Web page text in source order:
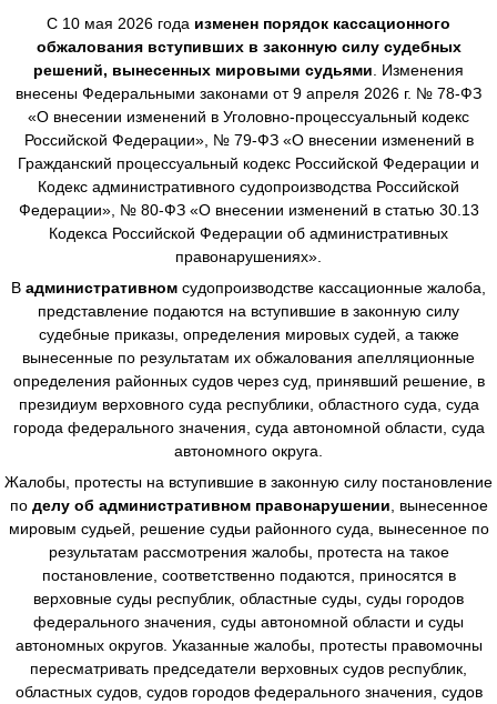
С 10 мая 2026 года изменен порядок кассационного
обжалования вступивших в законную силу судебных
решений, вынесенных мировыми судьями . Изменения
внесены Федеральными законами от 9 апреля 2026 г. № 78-ФЗ
«О внесении изменений в Уголовно-процессуальный кодекс
Российской Федерации», № 79-ФЗ «О внесении изменений в
Гражданский процессуальный кодекс Российской Федерации и
Кодекс административного судопроизводства Российской
Федерации», № 80-ФЗ «О внесении изменений в статью 30.13
Кодекса Российской Федерации об административных
правонарушениях».
В административном судопроизводстве кассационные жалоба,
представление подаются на вступившие в законную силу
судебные приказы, определения мировых судей, а также
вынесенные по результатам их обжалования апелляционные
определения районных судов через суд, принявший решение, в
президиум верховного суда республики, областного суда, суда
города федерального значения, суда автономной области, суда
автономного округа.
Жалобы, протесты на вступившие в законную силу постановление
по делу об административном правонарушении , вынесенное
мировым судьей, решение судьи районного суда, вынесенное по
результатам рассмотрения жалобы, протеста на такое
постановление, соответственно подаются, приносятся в
верховные суды республик, областные суды, суды городов
федерального значения, суды автономной области и суды
автономных округов. Указанные жалобы, протесты правомочны
пересматривать председатели верховных судов республик,
областных судов, судов городов федерального значения, судов